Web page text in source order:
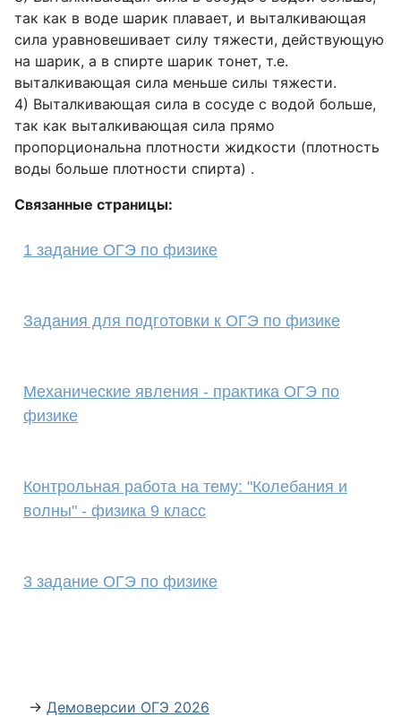
так как в воде шарик плавает, и выталкивающая
сила уравновешивает силу тяжести, действующую
на шарик, а в спирте шарик тонет, т.е.
выталкивающая сила меньше силы тяжести.
4) Выталкивающая сила в сосуде с водой больше,
так как выталкивающая сила прямо
пропорциональна плотности жидкости (плотность
воды больше плотности спирта) .
Связанные страницы:
1 задание ОГЭ по физике
Задания для подготовки к ОГЭ по физике
Механические явления - практика ОГЭ по
физике
Контрольная работа на тему: "Колебания и
волны" - физика 9 класс
3 задание ОГЭ по физике
→ Демоверсии ОГЭ 2026